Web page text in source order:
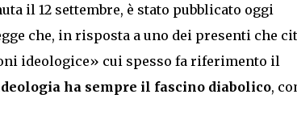
il 12 settembre, è stato pubblicato oggi
che, in risposta a uno dei presenti che
ideologice» cui spesso fa riferimento il
ha sempre il fascino diabolico,